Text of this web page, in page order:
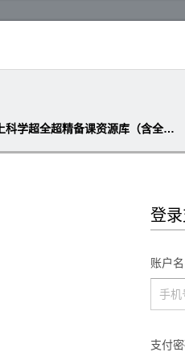
【教学宝典】（浙教版）九上科学超全超精备课资源库（含全套课件、教案、试卷）
登
账户
支付